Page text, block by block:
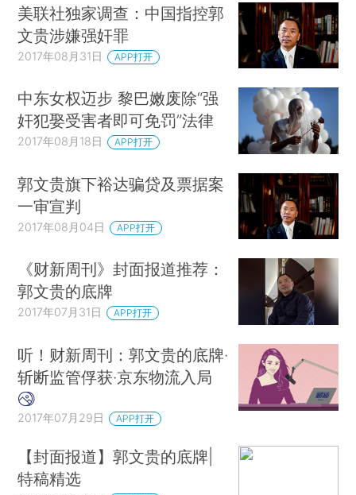
美联社独家调查：中国指控郭
文贵涉嫌强奸罪
2017年08月31日 APP打开
中东女权迈步 黎巴嫩废除“强
奸犯娶受害者即可免罚”法律
2017年08月18日 APP打开
郭文贵旗下裕达骗贷及票据案
一审宣判
2017年08月04日 APP打开
《财新周刊》封面报道推荐：
郭文贵的底牌
2017年07月31日 APP打开
听！财新周刊：郭文贵的底牌·
斩断监管俘获·京东物流入局
2017年07月29日 APP打开
【封面报道】郭文贵的底牌|
特稿精选